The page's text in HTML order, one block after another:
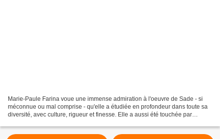
Marie-Paule Farina voue une immense admiration à l'oeuvre de Sade - si
méconnue ou mal comprise - qu'elle a étudiée en profondeur dans toute sa
diversité, avec culture, rigueur et finesse. Elle a aussi été touchée par